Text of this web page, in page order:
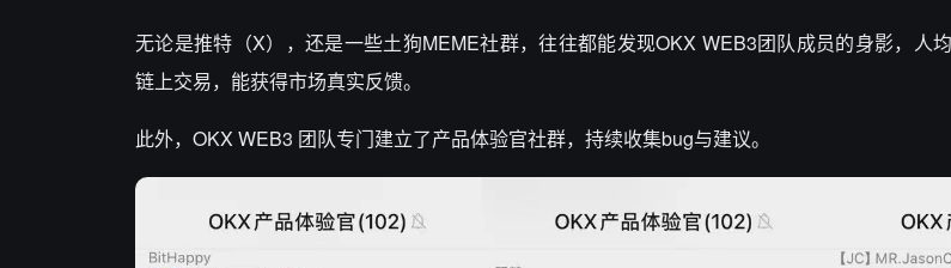
无论是推特（X），还是一些土狗MEME社群，往往都能发现OKX WEB3团队成员的身影，人
链上交易，能获得市场真实反馈。
此外，OKX WEB3 团队专门建立了产品体验官社群，持续收集bug与建议。